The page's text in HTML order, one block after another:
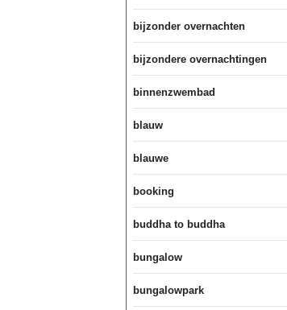
bijzonder overnachten
bijzondere overnachtingen
binnenzwembad
blauw
blauwe
booking
buddha to buddha
bungalow
bungalowpark